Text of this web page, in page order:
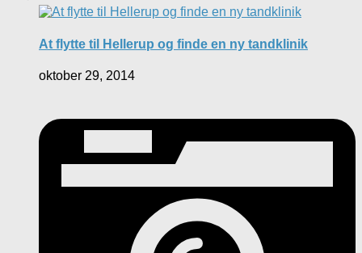
At flytte til Hellerup og finde en ny tandklinik
oktober 29, 2014